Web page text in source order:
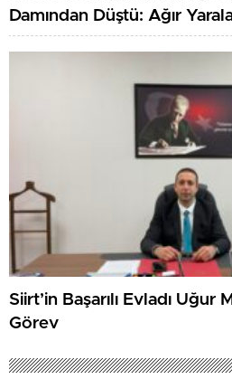
Damından Düştü: Ağır
Siirt’in Başarılı Evladı Uğur
Görev